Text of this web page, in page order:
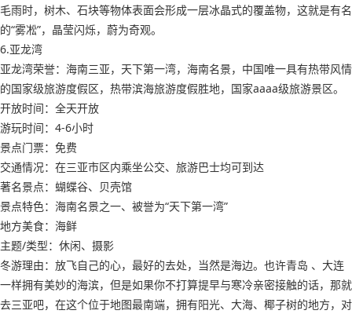
毛雨时，树木、石块等物体表面会形成一层冰晶式的覆盖物，这就是有名
的“雾凇”，晶莹闪烁，蔚为奇观。
6.亚龙湾
亚龙湾荣誉：海南三亚，天下第一湾，海南名景，中国唯一具有热带风情
的国家级旅游度假区，热带滨海旅游度假胜地，国家aaaa级旅游景区。
开放时间：全天开放
游玩时间：4-6小时
景点门票：免费
交通情况：在三亚市区内乘坐公交、旅游巴士均可到达
著名景点：蝴蝶谷、贝壳馆
景点特色：海南名景之一、被誉为“天下第一湾”
地方美食：海鲜
主题/类型：休闲、摄影
冬游理由：放飞自己的心，最好的去处，当然是海边。也许青岛 、大连
一样拥有美妙的海滨，但是如果你不打算提早与寒冷亲密接触的话，那就
去三亚吧，在这个位于地图最南端，拥有阳光、大海、椰子树的地方，对